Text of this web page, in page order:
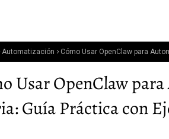
Automatización Cómo Usar OpenClaw para
Usar OpenClaw
Guía Práctica con